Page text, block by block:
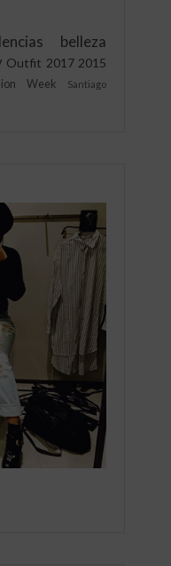
belleza
Outfit 2017 2015
Week
Santiago